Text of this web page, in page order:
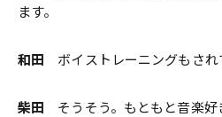
ます。
和田 ボイストレーニングもされ
柴田 そうそう。もともと音楽好